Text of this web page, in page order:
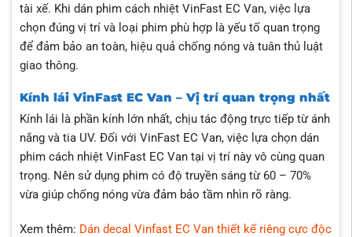
tài xế. Khi dán phim cách nhiệt VinFast EC Van, việc lựa
chọn đúng vị trí và loại phim phù hợp là yếu tố quan trọng
để đảm bảo an toàn, hiệu quả chống nóng và tuân thủ luật
giao thông.
Kính lái VinFast EC Van – Vị trí quan trọng nhất
Kính lái là phần kính lớn nhất, chịu tác động trực tiếp từ ánh
nắng và tia UV. Đối với VinFast EC Van, việc lựa chọn dán
phim cách nhiệt VinFast EC Van tại vị trí này vô cùng quan
trọng. Nên sử dụng phim có độ truyền sáng từ 60 – 70%
vừa giúp chống nóng vừa đảm bảo tầm nhìn rõ ràng.
Xem thêm: Dán decal Vinfast EC Van thiết kế riêng cực độc